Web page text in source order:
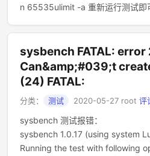
n 65535ulimit -a 重新运行测试即
sysbench FATAL:
Can&amp;#039;t
(24) FATAL:
分类： 测试 2020-05-27 root 评
sysbench 测试报错：
sysbench 1.0.17 (using system
Running the test with following